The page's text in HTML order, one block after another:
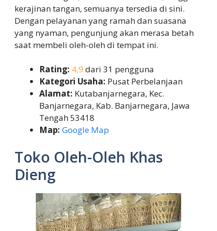
kerajinan tangan, semuanya tersedia di sini.
Dengan pelayanan yang ramah dan suasana
yang nyaman, pengunjung akan merasa betah
saat membeli oleh-oleh di tempat ini.
Rating: 4,9 dari 31 pengguna
Kategori Usaha: Pusat Perbelanjaan
Alamat: Kutabanjarnegara, Kec.
Banjarnegara, Kab. Banjarnegara, Jawa
Tengah 53418
Map: Google Map
Toko Oleh-Oleh Khas
Dieng